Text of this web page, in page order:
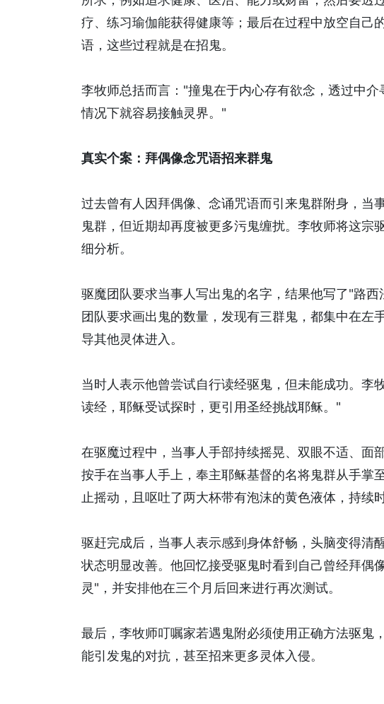
疗、练习瑜伽能获得健康等；最后在过程中放空自己
语，这些过程就是在招鬼。
李牧师总括而言："撞鬼在于内心存有欲念，透过中
情况下就容易接触灵界。"
真实个案：拜偶像念咒语招来群鬼
过去曾有人因拜偶像、念诵咒语而引来鬼群附身，当
鬼群，但近期却再度被更多污鬼缠扰。李牧师将这宗
细分析。
驱魔团队要求当事人写出鬼的名字，结果他写了"路
团队要求画出鬼的数量，发现有三群鬼，都集中在左
导其他灵体进入。
当时人表示他曾尝试自行读经驱鬼，但未能成功。李
读经，耶稣受试探时，更引用圣经挑战耶稣。"
在驱魔过程中，当事人手部持续摇晃、双眼不适、面
按手在当事人手上，奉主耶稣基督的名将鬼群从手掌
止摇动，且呕吐了两大杯带有泡沫的黄色液体，持续
驱赶完成后，当事人表示感到身体舒畅，头脑变得清
状态明显改善。他回忆接受驱鬼时看到自己曾经拜偶
灵"，并安排他在三个月后回来进行再次测试。
最后，李牧师叮嘱家若遇鬼附必须使用正确方法驱鬼
能引发鬼的对抗，甚至招来更多灵体入侵。